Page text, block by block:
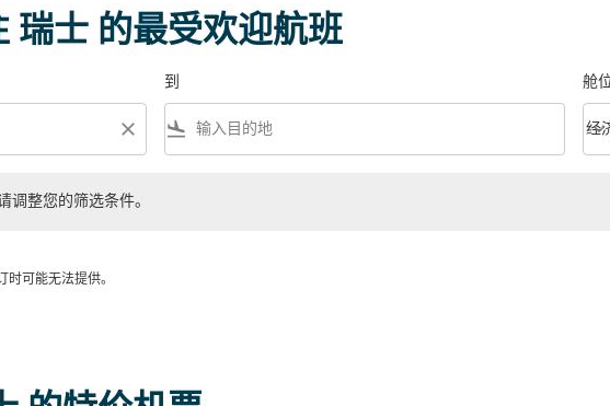
瑞士 的最受欢迎航班
close
到
flight_land
舱
舱
经
keyboard_arrow_down
调整您的筛选条件。
时可能无法提供。